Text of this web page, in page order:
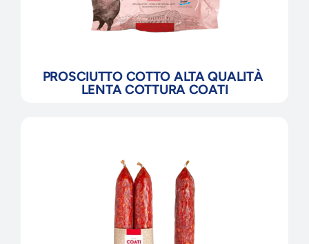
PROSCIUTTO COTTO ALTA QUALITÀ
LENTA COTTURA COATI